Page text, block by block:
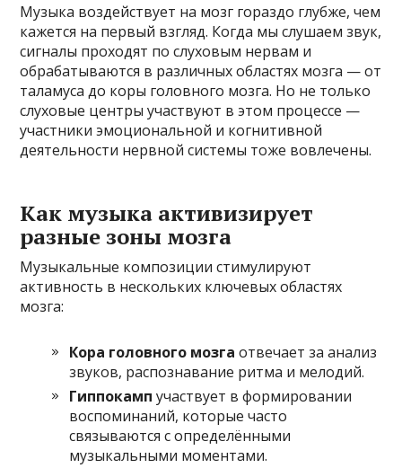
Музыка воздействует на мозг гораздо глубже, чем
кажется на первый взгляд. Когда мы слушаем звук,
сигналы проходят по слуховым нервам и
обрабатываются в различных областях мозга — от
таламуса до коры головного мозга. Но не только
слуховые центры участвуют в этом процессе —
участники эмоциональной и когнитивной
деятельности нервной системы тоже вовлечены.
Как музыка активизирует
разные зоны мозга
Музыкальные композиции стимулируют
активность в нескольких ключевых областях
мозга:
Кора головного мозга отвечает за анализ
звуков, распознавание ритма и мелодий.
Гиппокамп участвует в формировании
воспоминаний, которые часто
связываются с определёнными
музыкальными моментами.